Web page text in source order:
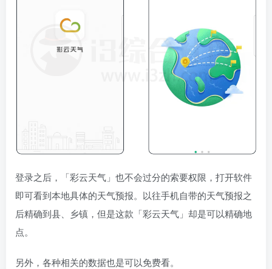
登录之后，「彩云天气」也不会过分的索要权限，打开软件
即可看到本地具体的天气预报。以往手机自带的天气预报之
后精确到县、乡镇，但是这款「彩云天气」却是可以精确地
点。
另外，各种相关的数据也是可以免费看。